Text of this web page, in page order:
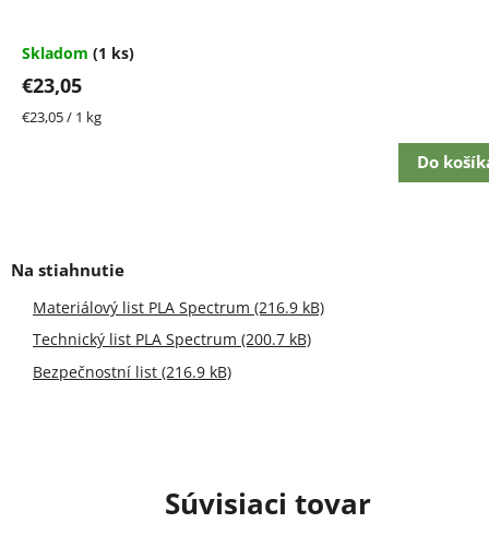
Súvisiaci tovar
Skladom (1 ks)
€23,05
Jednotková
€23,05 / 1 kg
Do
Materiálový list PLA Spectrum (216.9 kB)
Technický list PLA Spectrum (200.7 kB)
Bezpečnostní list (216.9 kB)